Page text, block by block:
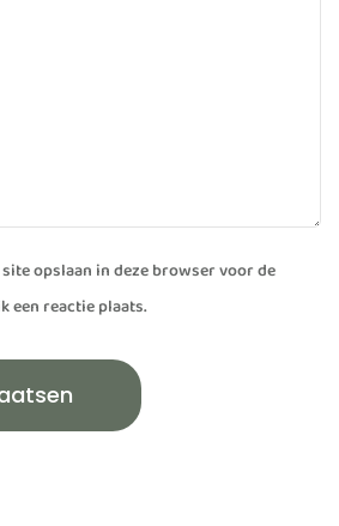
opslaan in deze browser voor de
een reactie plaats.